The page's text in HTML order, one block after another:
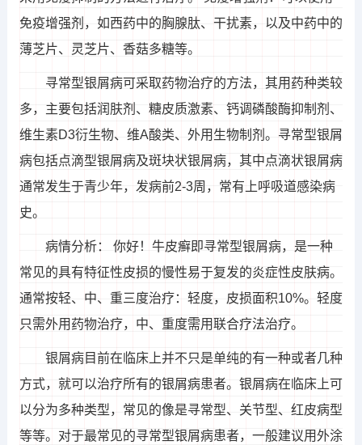
免疫增强剂，如西药中的胸腺肽、干扰素，以及中药中的
薄芝片、灵芝片、香菇多糖等。
寻常型银屑病可采取药物治疗的方法，其用药种类较
多，主要包括润肤剂、糖皮质激素、钙调磷酸酶抑制剂、
维生素D3衍生物、维A酸类、外用生物制剂。寻常型银屑
病包括点滴型银屑病及斑块状银屑病，其中点滴状银屑病
通常发生于青少年，发病前2-3周，常有上呼吸道感染病
史。
病情分析： 你好！牛皮癣即寻常型银屑病，是一种
常见的具有特征性皮损的慢性易于复发的炎症性皮肤病。
通常按轻、中、重三度治疗：轻度，皮损面积10%。轻度
只需外用药物治疗，中、重度需用联合疗法治疗。
银屑病目前在临床上并不只是单纯的有一种或者几种
方式，就可以治疗所有的银屑病患者。银屑病在临床上可
以分为多种类型，常见的像是寻常型、关节型、红皮病型
等等。对于最常见的寻常型银屑病患者，一般建议用外涂